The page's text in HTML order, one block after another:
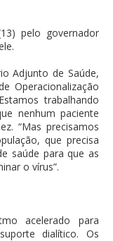
pelo governador
Adjunto de Saúde,
Operacionalização
trabalhando
nenhum paciente
“Mas precisamos
que precisa
saúde para que as
o vírus”.
acelerado para
dialítico. Os